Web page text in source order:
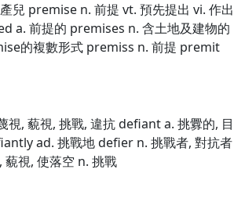
兒 premise n. 前提 vt. 預先提出 vi. 作出
a. 前提的 premises n. 含土地及建物的
的複數形式 premiss n. 前提 premit
視, 藐視, 挑戰, 違抗 defiant a. 挑釁的, 目
ad. 挑戰地 defier n. 挑戰者, 對抗者
視, 使落空 n. 挑戰